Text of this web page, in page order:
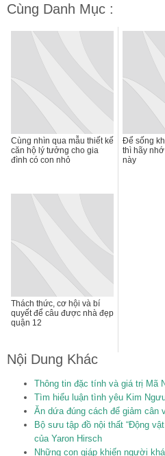
Cùng Danh Mục :
Cùng nhìn qua mẫu thiết kế
căn hộ lý tưởng cho gia
đình có con nhỏ
Để sống
thì hãy
này
Thách thức, cơ hội và bí
quyết để câu được nhà đẹp
quận 12
Nội Dung Khác
Thông tin đặc tính và giá trị Mã
Tìm hiểu luận tình yêu Kim
Ăn dứa đúng cách để giảm cân
Bộ sưu tập đồ nội thất “Động
của Yaron Hirsch
Những con giáp khiến người